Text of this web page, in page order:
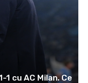
1 cu AC Milan. Ce